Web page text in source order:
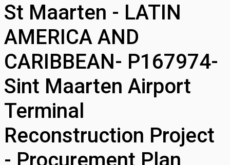
St Maarten - LATIN
AMERICA AND
CARIBBEAN- P167974-
Sint Maarten Airport
Terminal
Reconstruction Project
- Procurement Plan